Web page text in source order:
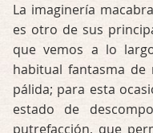
La imaginería
es otro de sus
que vemos a lo
habitual fantasma
pálida; para esta
estado de
putrefacción, que